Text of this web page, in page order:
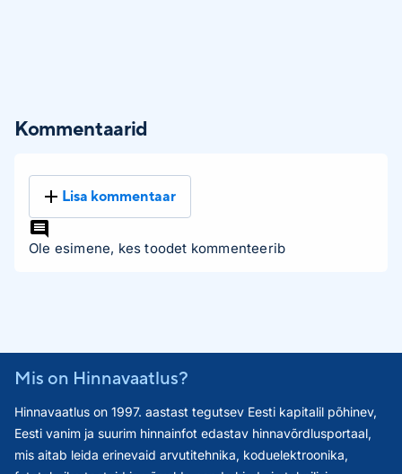
Kommentaarid
Lisa kommentaar
Ole esimene, kes toodet kommenteerib
Mis on Hinnavaatlus?
Hinnavaatlus on 1997. aastast tegutsev Eesti kapitalil põhinev,
Eesti vanim ja suurim hinnainfot edastav hinnavõrdlusportaal,
mis aitab leida erinevaid arvutitehnika, koduelektroonika,